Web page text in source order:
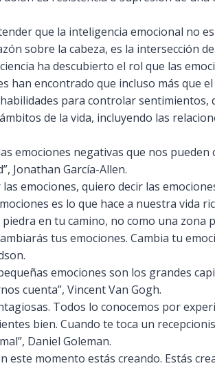
que la inteligencia emocional no
sobre la cabeza, es la intersección
ha descubierto el rol que las
han encontrado que incluso más que
para controlar
de la vida, incluyendo las
emociones negativas que nos pueden
Jonathan García-Allen.
emociones, quiero decir las
es lo que hace a nuestra vida
en tu camino, no como una zona
tus emociones. Cambia tu
emociones son los grandes
cuenta”, Vincent Van Gogh.
Todos lo conocemos por
bien. Cuando te toca un
Daniel Goleman.
este momento estás creando. Estás